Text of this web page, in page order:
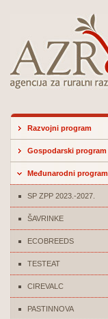
Razvojni program
Gospodarski program
Međunarodni program
SP ZPP 2023.-2027.
ŠAVRINKE
ECOBREEDS
TESTEAT
CIREVALC
PASTINNOVA